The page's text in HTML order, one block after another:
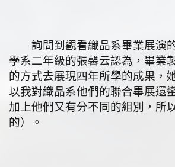
詢問到觀看織品系畢業展演
學系二年級的張馨云認為，畢業
的方式去展現四年所學的成果，
以我對織品系他們的聯合畢展還
加上他們又有分不同的組別，所
的）。